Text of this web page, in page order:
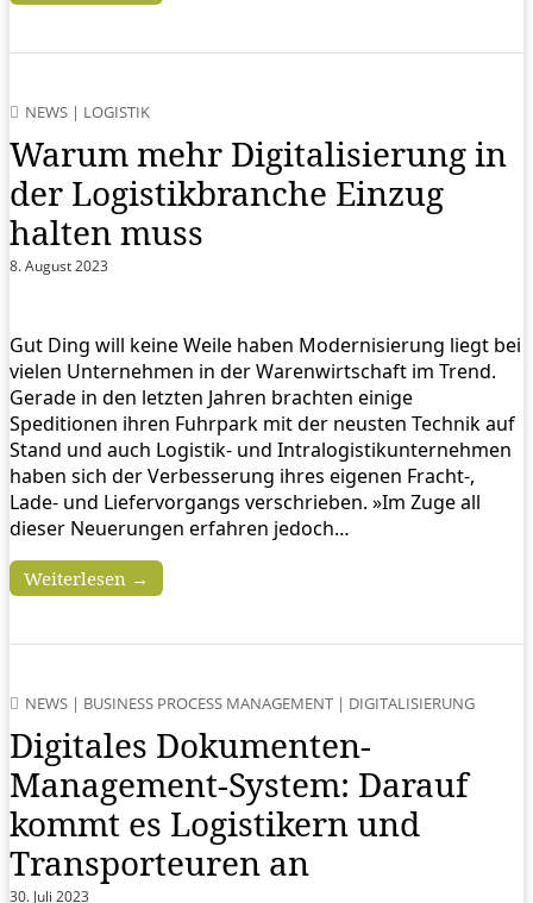
NEWS | LOGISTIK
Warum mehr Digitalisierung in
der Logistikbranche Einzug
halten muss
8. August 2023
Gut Ding will keine Weile haben Modernisierung liegt bei
vielen Unternehmen in der Warenwirtschaft im Trend.
Gerade in den letzten Jahren brachten einige
Speditionen ihren Fuhrpark mit der neusten Technik auf
Stand und auch Logistik- und Intralogistikunternehmen
haben sich der Verbesserung ihres eigenen Fracht-,
Lade- und Liefervorgangs verschrieben. »Im Zuge all
dieser Neuerungen erfahren jedoch…
Weiterlesen →
NEWS | BUSINESS PROCESS MANAGEMENT | DIGITALISIERUNG
Digitales Dokumenten-
Management-System: Darauf
kommt es Logistikern und
Transporteuren an
30. Juli 2023